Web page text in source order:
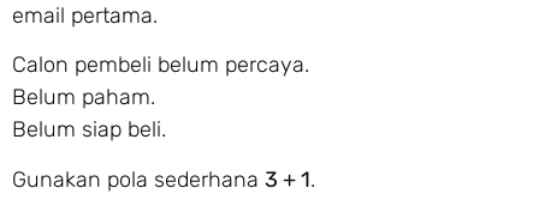
email pertama.
Calon pembeli belum percaya.
Belum paham.
Belum siap beli.
Gunakan pola sederhana 3 + 1.